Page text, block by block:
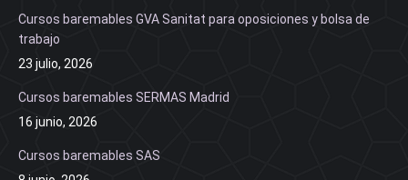
Cursos baremables GVA Sanitat para oposiciones y bolsa de
trabajo
23 julio, 2026
Cursos baremables SERMAS Madrid
16 junio, 2026
Cursos baremables SAS